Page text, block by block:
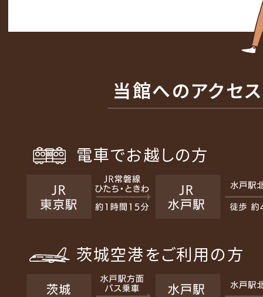
当館へのアクセス
電車でお越しの方
茨城空港をご利用の方